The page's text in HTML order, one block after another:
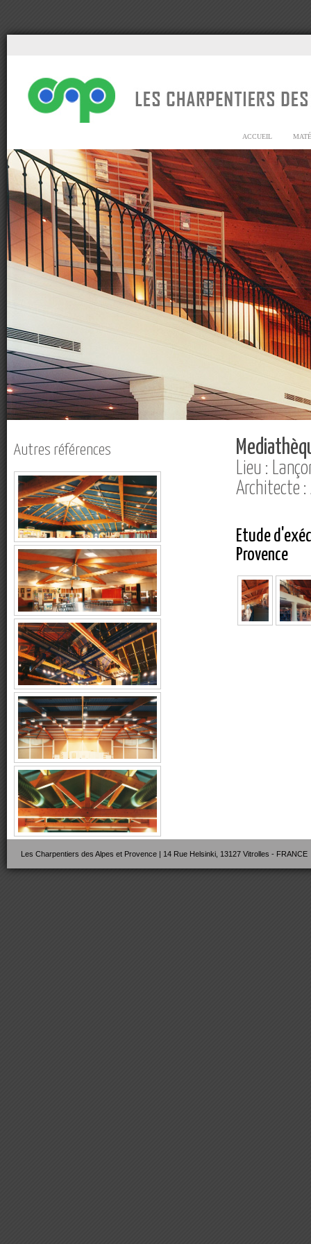
ACCUEIL
Autres références
Lieu :
Architecte :
Etude
Provence
Les Charpentiers des Alpes et Provence | 14 Rue Helsinki, 13127 Vitrolles - FRANCE